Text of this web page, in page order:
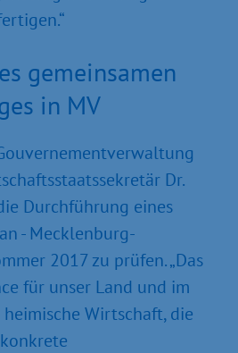
gemeinsamen
in MV
Dr.
Durchführung eines
- Mecklenburg-
2017 zu prüfen. „Das
für unser Land und im
Wirtschaft, die